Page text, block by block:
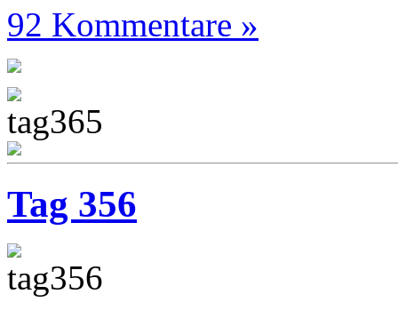
92 Kommentare »
Tag 356